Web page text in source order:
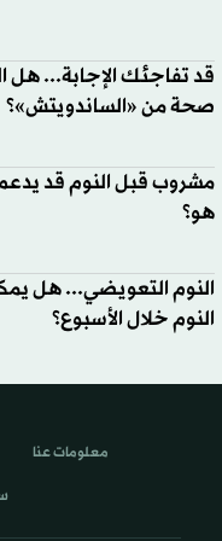
قد تفاجئك الإجابة... هل
صحة من «الساندويتش»؟
مشروب قبل النوم قد
هو؟
النوم التعويضي... هل
النوم خلال الأسبوع؟
معلومات عنا